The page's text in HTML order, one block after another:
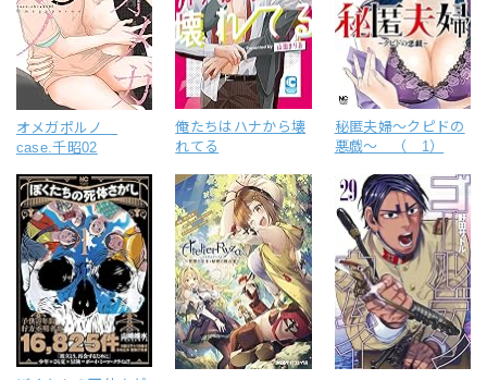
オメガポルノ
case.千昭02
俺たちはハナから壊
れてる
秘匿夫婦～クピドの
悪戯～ （ 1）